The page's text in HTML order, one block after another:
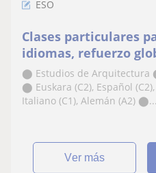
ESO
Clases particulares
idiomas, refuerzo
⬤ Estudios de Arquitectura
⬤ Euskara (C2), Español
Italiano (C1), Alemán (A2) ⬤...
ver más